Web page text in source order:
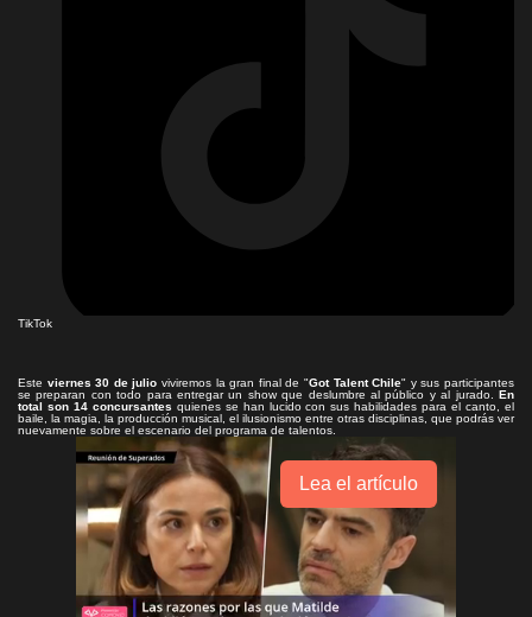
TikTok
Este viernes 30 de julio viviremos la gran final de "Got Talent Chile" y sus participantes
se preparan con todo para entregar un show que deslumbre al público y al jurado. En
total son 14 concursantes quienes se han lucido con sus habilidades para el canto, el
baile, la magia, la producción musical, el ilusionismo entre otras disciplinas, que podrás ver
nuevamente sobre el escenario del programa de talentos.
Lea el artículo